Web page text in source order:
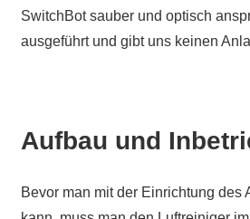
SwitchBot sauber und optisch
ausgeführt und gibt uns keinen
Aufbau und
Bevor man mit der Einrichtung des